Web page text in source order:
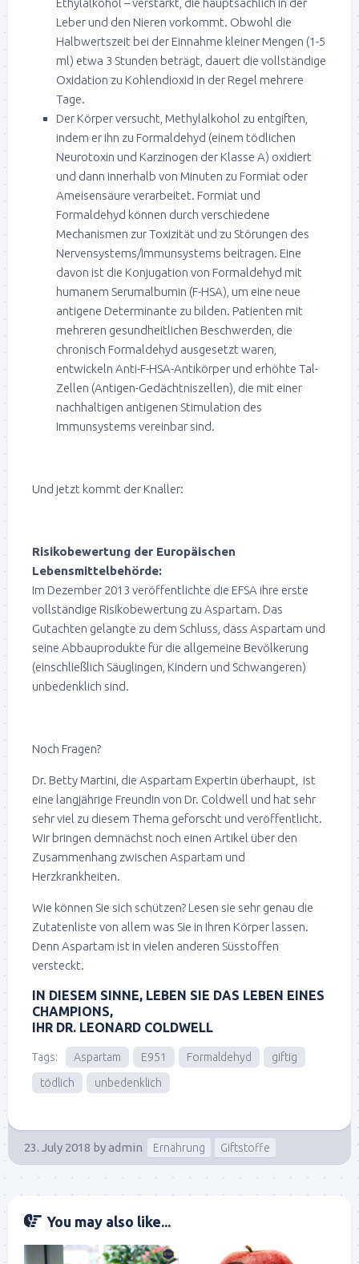
Leber und den Nieren vorkommt. Obwohl die
Halbwertszeit bei der Einnahme kleiner Mengen (1-5
ml) etwa 3 Stunden beträgt, dauert die vollständige
Oxidation zu Kohlendioxid in der Regel mehrere
Tage.
Der Körper versucht, Methylalkohol zu entgiften,
indem er ihn zu Formaldehyd (einem tödlichen
Neurotoxin und Karzinogen der Klasse A) oxidiert
und dann innerhalb von Minuten zu Formiat oder
Ameisensäure verarbeitet. Formiat und
Formaldehyd können durch verschiedene
Mechanismen zur Toxizität und zu Störungen des
Nervensystems/Immunsystems beitragen. Eine
davon ist die Konjugation von Formaldehyd mit
humanem Serumalbumin (F-HSA), um eine neue
antigene Determinante zu bilden. Patienten mit
mehreren gesundheitlichen Beschwerden, die
chronisch Formaldehyd ausgesetzt waren,
entwickeln Anti-F-HSA-Antikörper und erhöhte Tal-
Zellen (Antigen-Gedächtniszellen), die mit einer
nachhaltigen antigenen Stimulation des
Immunsystems vereinbar sind.
Und jetzt kommt der Knaller:
Risikobewertung der Europäischen
Lebensmittelbehörde:
Im Dezember 2013 veröffentlichte die EFSA ihre erste
vollständige Risikobewertung zu Aspartam. Das
Gutachten gelangte zu dem Schluss, dass Aspartam und
seine Abbauprodukte für die allgemeine Bevölkerung
(einschließlich Säuglingen, Kindern und Schwangeren)
unbedenklich sind.
Noch Fragen?
Dr. Betty Martini, die Aspartam Expertin überhaupt, ist
eine langjährige Freundin von Dr. Coldwell und hat sehr
sehr viel zu diesem Thema geforscht und veröffentlicht.
Wir bringen demnächst noch einen Artikel über den
Zusammenhang zwischen Aspartam und
Herzkrankheiten.
Wie können Sie sich schützen? Lesen sie sehr genau die
Zutatenliste von allem was Sie in Ihren Körper lassen.
Denn Aspartam ist in vielen anderen Süsstoffen
versteckt.
IN DIESEM SINNE, LEBEN SIE DAS LEBEN EINES
CHAMPIONS,
IHR DR. LEONARD COLDWELL
Tags: Aspartam E951 Formaldehyd
giftig
tödlich
unbedenklich
23. July 2018 byadmin Ernährung Giftstoffe
You may also like...